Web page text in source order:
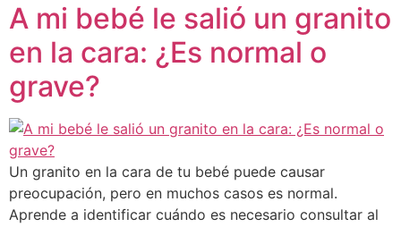
A mi bebé le salió un granito
en la cara: ¿Es normal o
grave?
Un granito en la cara de tu bebé puede causar
preocupación, pero en muchos casos es normal.
Aprende a identificar cuándo es necesario consultar al